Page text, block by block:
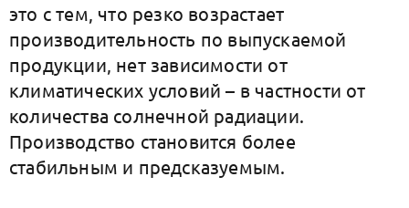
это с тем, что резко возрастает
производительность по выпускаемой
продукции, нет зависимости от
климатических условий – в частности от
количества солнечной радиации.
Производство становится более
стабильным и предсказуемым.